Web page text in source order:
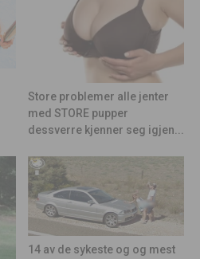
Store problemer alle jenter
med STORE pupper
dessverre kjenner seg igjen...
14 av de sykeste og og mest